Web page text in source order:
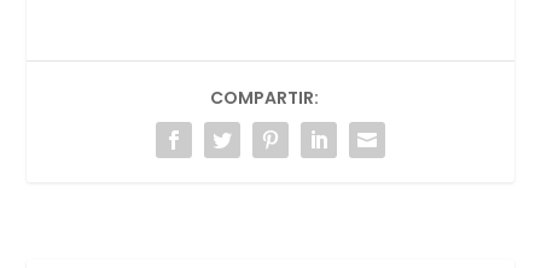
COMPARTIR: